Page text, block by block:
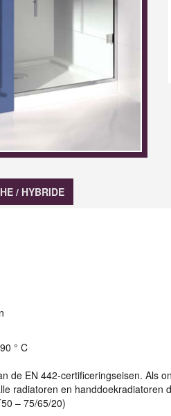
/ HYBRIDE
° C
de EN 442-certificeringseisen. Als
radiatoren en handdoekradiatoren
– 75/65/20)